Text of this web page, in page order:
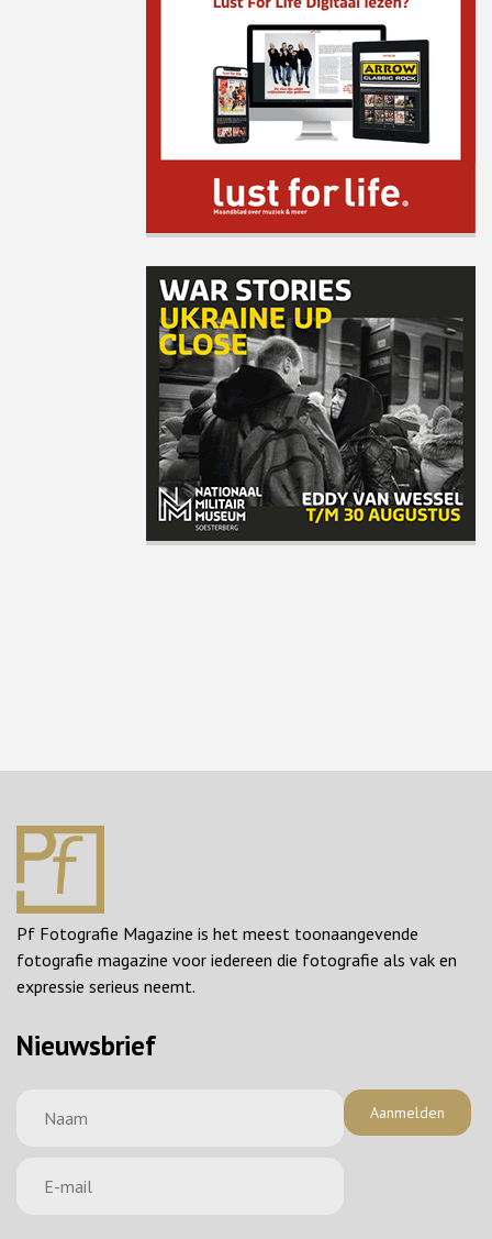
Pf Fotografie Magazine is het meest toonaangevende
fotografie magazine voor iedereen die fotografie als vak en
expressie serieus neemt.
Nieuwsbrief
Aanmelden